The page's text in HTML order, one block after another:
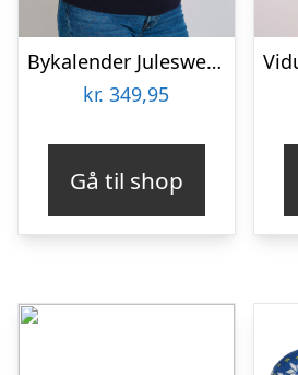
Bykalender Julesweateren – dame / kvinder.
kr. 349,95
Gå til shop